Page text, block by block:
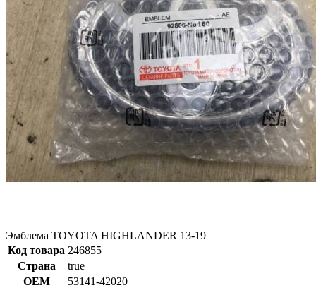
Эмблема TOYOTA HIGHLANDER 13-19
Код товара 246855
Страна
true
ОЕМ
53141-42020